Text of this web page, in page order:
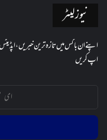
نیوز لیٹر
اپنے ان باکس میں تازہ ترین خبریں،
اپ کریں
ایڈریس